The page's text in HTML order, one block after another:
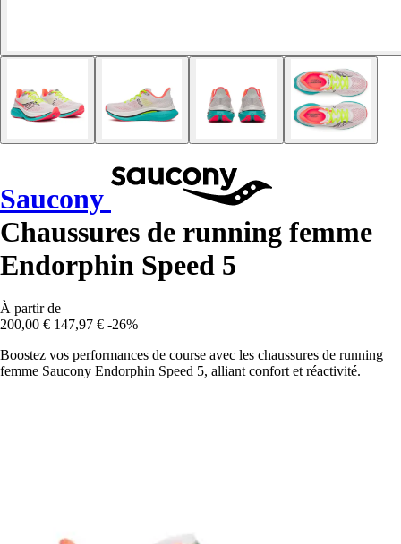
Saucony
Chaussures de running femme
Endorphin Speed 5
À partir de
200,00 € 147,97 € -26%
Boostez vos performances de course avec les chaussures de running
femme Saucony Endorphin Speed 5, alliant confort et réactivité.